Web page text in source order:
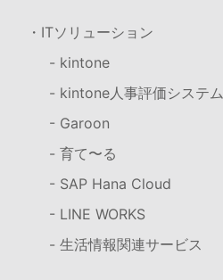
・ITソリューション
- kintone
- kintone人事評価システム
- Garoon
- 育て〜る
- SAP Hana Cloud
- LINE WORKS
- 生活情報関連サービス